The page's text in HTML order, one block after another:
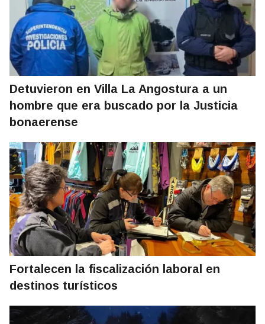
Detuvieron en Villa La Angostura a un
hombre que era buscado por la Justicia
bonaerense
Fortalecen la fiscalización laboral en
destinos turísticos